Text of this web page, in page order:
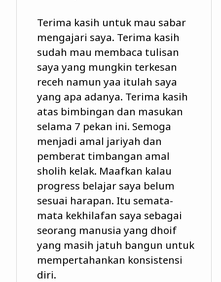
Terima kasih untuk mau sabar
mengajari saya. Terima kasih
sudah mau membaca tulisan
saya yang mungkin terkesan
receh namun yaa itulah saya
yang apa adanya. Terima kasih
atas bimbingan dan masukan
selama 7 pekan ini. Semoga
menjadi amal jariyah dan
pemberat timbangan amal
sholih kelak. Maafkan kalau
progress belajar saya belum
sesuai harapan. Itu semata-
mata kekhilafan saya sebagai
seorang manusia yang dhoif
yang masih jatuh bangun untuk
mempertahankan konsistensi
diri.